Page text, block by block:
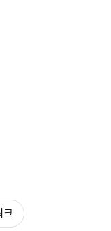
크